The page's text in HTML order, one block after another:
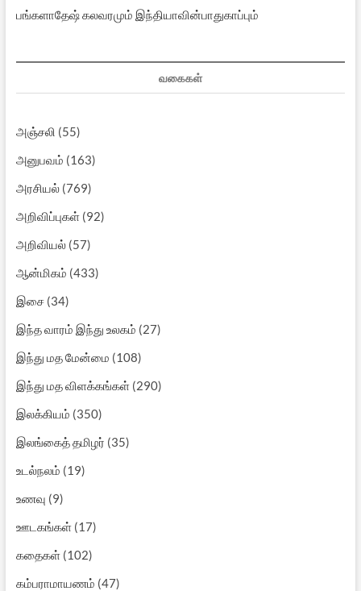
பங்களாதேஷ் கலவரமும் இந்தியாவின்பாதுகாப்பும்
வகைகள்
அஞ்சலி (55)
அனுபவம் (163)
அரசியல்(769)
அறிவிப்புகள்(92)
அறிவியல்(57)
ஆன்மிகம் (433)
இசை(34)
இந்த வாரம் இந்து உலகம் (27)
இந்து மத மேன்மை (108)
இந்து மத விளக்கங்கள்(290)
இலக்கியம் (350)
இலங்கைத் தமிழர் (35)
உடல்நலம் (19)
உணவு (9)
ஊடகங்கள்(17)
கதைகள்(102)
கம்பராமாயணம் (47)